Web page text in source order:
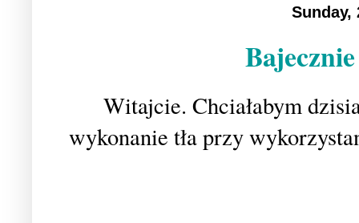
Sunday,
Witajcie. Chciałabym
wykonanie tła przy